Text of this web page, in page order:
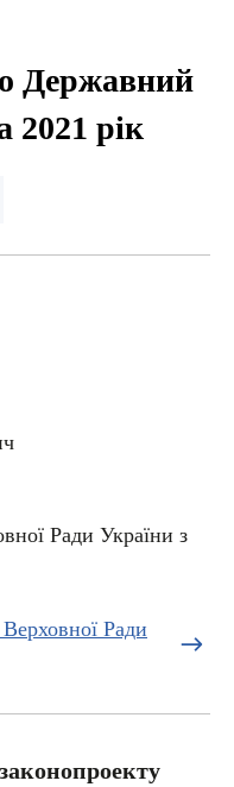
Державний
2021 рік
Ради України з
Ради